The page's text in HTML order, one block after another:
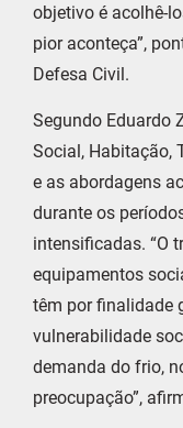
objetivo é acolhê-
pior aconteça”,
Defesa Civil.
Segundo Eduardo
Social, Habitação,
e as abordagens
durante os
intensificadas. “O
equipamentos
têm por finalidade
vulnerabilidade
demanda do frio,
preocupação”,